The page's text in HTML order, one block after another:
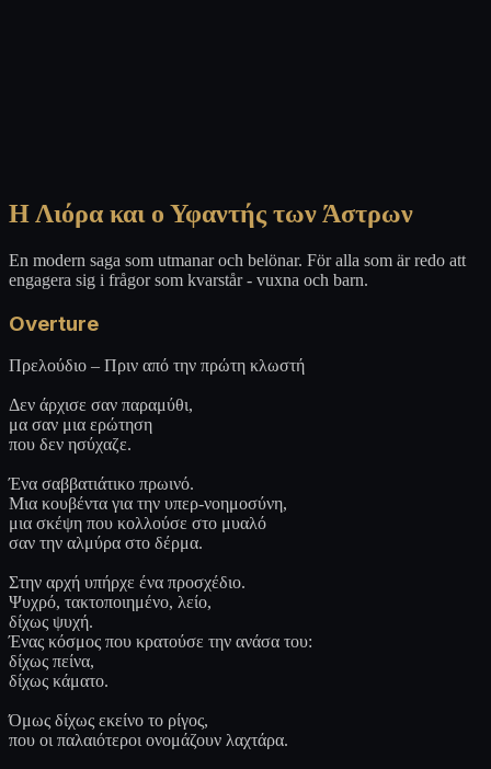
Η Λιόρα και ο Υφαντής των Άστρων
En modern saga som utmanar och belönar. För alla som är redo att
engagera sig i frågor som kvarstår - vuxna och barn.
Overture
Πρελούδιο – Πριν από την πρώτη κλωστή
Δεν άρχισε σαν παραμύθι,
μα σαν μια ερώτηση
που δεν ησύχαζε.
Ένα σαββατιάτικο πρωινό.
Μια κουβέντα για την υπερ-νοημοσύνη,
μια σκέψη που κολλούσε στο μυαλό
σαν την αλμύρα στο δέρμα.
Στην αρχή υπήρχε ένα προσχέδιο.
Ψυχρό, τακτοποιημένο, λείο,
δίχως ψυχή.
Ένας κόσμος που κρατούσε την ανάσα του:
δίχως πείνα,
δίχως κάματο.
Όμως δίχως εκείνο το ρίγος,
που οι παλαιότεροι ονομάζουν λαχτάρα.